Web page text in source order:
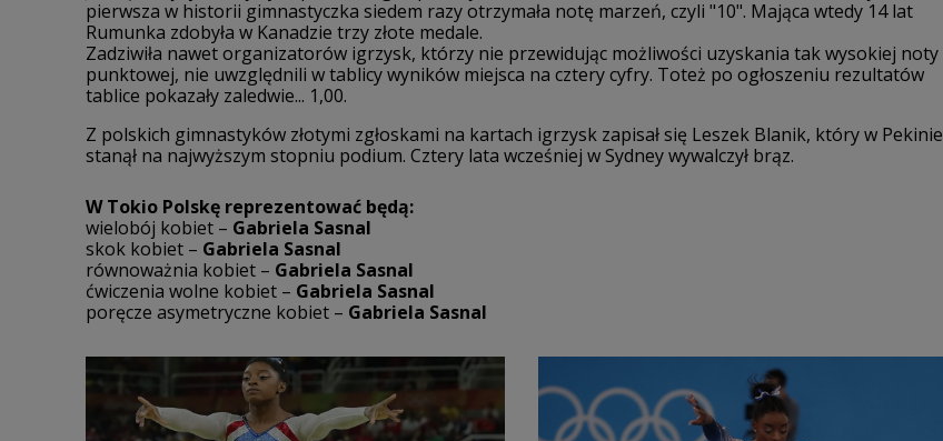
pierwsza w historii gimnastyczka siedem razy otrzymała notę marzeń, czyli "10". Mająca wtedy 14 lat
Rumunka zdobyła w Kanadzie trzy złote medale.
Zadziwiła nawet organizatorów igrzysk, którzy nie przewidując możliwości uzyskania tak wysokiej noty
punktowej, nie uwzględnili w tablicy wyników miejsca na cztery cyfry. Toteż po ogłoszeniu rezultatów
tablice pokazały zaledwie... 1,00.
Z polskich gimnastyków złotymi zgłoskami na kartach igrzysk zapisał się Leszek Blanik, który w Pekinie
stanął na najwyższym stopniu podium. Cztery lata wcześniej w Sydney wywalczył brąz.
W Tokio Polskę reprezentować będą:
wielobój kobiet – Gabriela Sasnal
skok kobiet – Gabriela Sasnal
równoważnia kobiet – Gabriela Sasnal
ćwiczenia wolne kobiet – Gabriela Sasnal
poręcze asymetryczne kobiet – Gabriela Sasnal